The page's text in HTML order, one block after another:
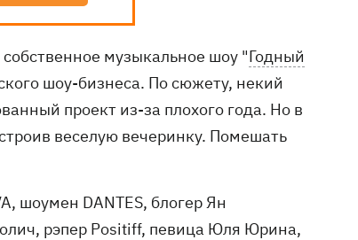
музыкальное шоу "Годный
шоу-бизнеса. По сюжету, некий
проект из-за плохого года. Но в
веселую вечеринку. Помешать
шоумен DANTES, блогер Ян
рэпер Positiff, певица Юля Юрина,